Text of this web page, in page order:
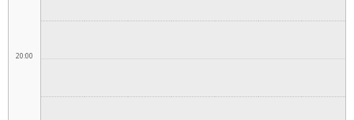
20:00